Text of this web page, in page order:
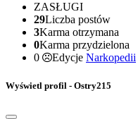
ZASŁUGI
29Liczba postów
3Karma otrzymana
0Karma przydzielona
0
Edycje Narkopedii
Wyświetl profil - Ostry215